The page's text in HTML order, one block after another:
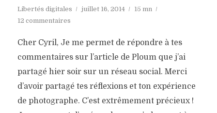
Libertés digitales juillet 16, 2014
15 mn
12 commentaires
Cher Cyril, Je me permet de répondre à tes
commentaires sur l’article de Ploum que j’ai
partagé hier soir sur un réseau social. Merci
d’avoir partagé tes réflexions et ton expérience
de photographe. C’est extrêmement précieux !